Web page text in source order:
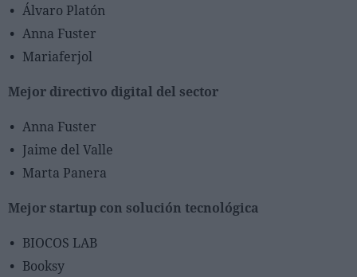
Álvaro Platón
Anna Fuster
Mariaferjol
Mejor directivo digital del sector
Anna Fuster
Jaime del Valle
Marta Panera
Mejor startup con solución tecnológica
BIOCOS LAB
Booksy